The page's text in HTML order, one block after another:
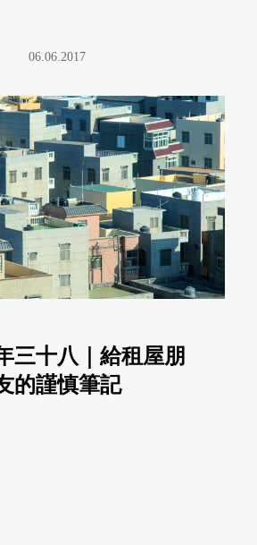
06.06.2017
三十八｜給租屋朋
的謹慎筆記